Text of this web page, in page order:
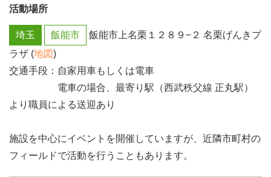
活動場所
埼玉 飯能市
飯能市上名栗１２８９−２ 名栗げんきプ
ラザ (地図)
交通手段：自家用車もしくは電車
電車の場合、最寄り駅（西武秩父線 正丸駅）
より職員による送迎あり
施設を中心にイベントを開催していますが、近隣市町村の
フィールドで活動を行うこともあります。